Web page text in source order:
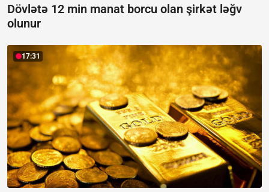
Dövlətə 12 min manat borcu olan şirkət ləğv
olunur
17:31